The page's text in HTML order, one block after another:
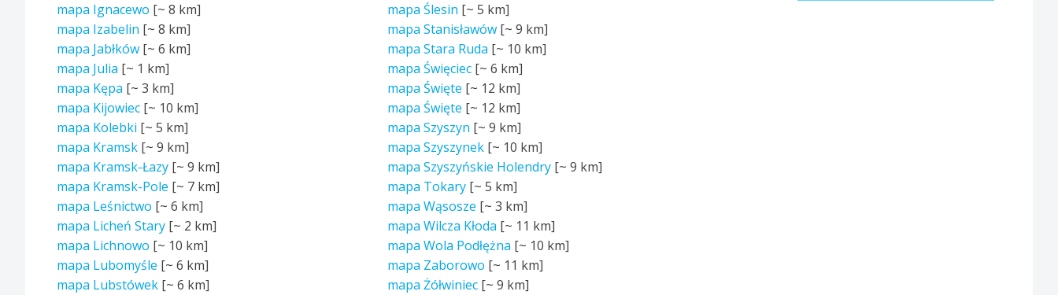
mapa Ignacewo [~ 8 km]
mapa Izabelin [~ 8 km]
mapa Jabłków [~ 6 km]
mapa Julia [~ 1 km]
mapa Kępa [~ 3 km]
mapa Kijowiec [~ 10 km]
mapa Kolebki [~ 5 km]
mapa Kramsk [~ 9 km]
mapa Kramsk-Łazy [~ 9 km]
mapa Kramsk-Pole [~ 7 km]
mapa Leśnictwo [~ 6 km]
mapa Licheń Stary [~ 2 km]
mapa Lichnowo [~ 10 km]
mapa Lubomyśle [~ 6 km]
mapa Lubstówek [~ 6 km]
mapa Ślesin [~ 5 km]
mapa Stanisławów[~ 9 km]
mapa Stara Ruda [~ 10 km]
mapa Święciec[~ 6 km]
mapa Święte [~ 12 km]
mapa Święte [~ 12 km]
mapa Szyszyn [~ 9 km]
mapa Szyszynek[~ 10 km]
mapa Szyszyńskie Holendry[~ 9 km]
mapa Tokary[~ 5 km]
mapa Wąsosze [~ 3 km]
mapa Wilcza Kłoda [~ 11 km]
mapa Wola Podłężna [~ 10 km]
mapa Zaborowo [~ 11 km]
mapa Żółwiniec[~ 9 km]